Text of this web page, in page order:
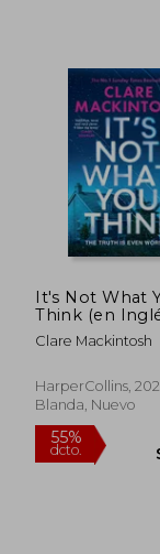
55%
dcto.
It's Not What
Think (en
Clare Mackintosh
HarperCollins,
Blanda, Nuevo